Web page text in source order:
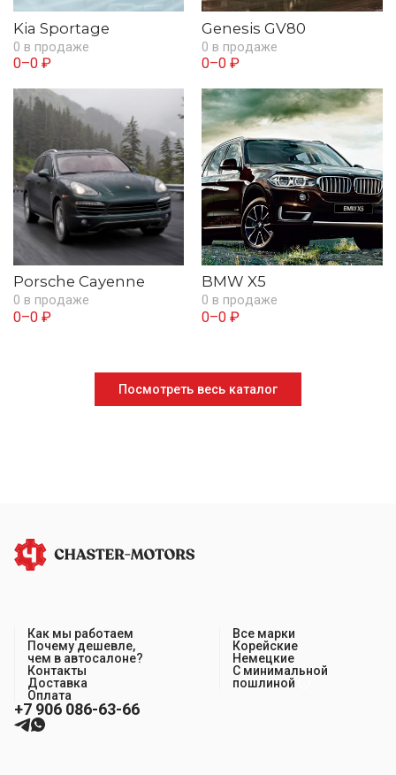
Kia Sportage
0 в продаже
0–0 ₽
Genesis GV80
0 в продаже
0–0 ₽
Porsche Cayenne
0 в продаже
0–0 ₽
BMW X5
0 в продаже
0–0 ₽
Посмотреть весь каталог
Как мы работаем
Почему дешевле,
чем в автосалоне?
Контакты
Доставка
Оплата
Все марки
Корейские
Немецкие
С минимальной
пошлиной
+7 906 086-63-66